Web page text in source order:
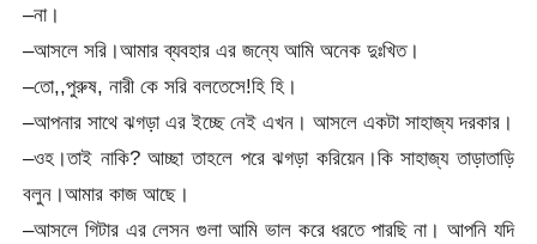
–না।
–আসলে সরি।আমার ব্যবহার এর জন্যে আমি অনেক দুঃখিত।
–তো,,পুরুষ, নারী কে সরি বলতেসে!হি হি।
–আপনার সাথে ঝগড়া এর ইচ্ছে নেই এখন। আসলে একটা সাহাজ্য দরকার।
–ওহ।তাই নাকি? আচ্ছা তাহলে পরে ঝগড়া করিয়েন।কি সাহাজ্য তাড়াতাড়ি
বলুন।আমার কাজ আছে।
–আসলে গিটার এর লেসন গুলা আমি ভাল করে ধরতে পারছি না। আপনি যদি